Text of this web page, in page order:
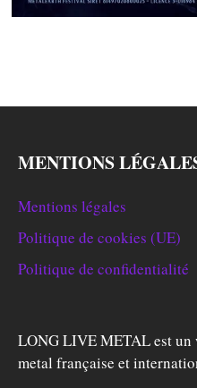
MENTIONS
Mentions légales
Politique de cookies (UE)
Politique de confidentialité
LONG LIVE METAL est un
metal française et